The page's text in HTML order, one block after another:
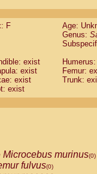
labiatus(0)
leucopus (0)
mystax
nigricollis (1)
oedipus
weddelli
spp.
capucinus
spp.(0)
boliviensis(0)
F
Age:
Genus:
exist
exist
Femur:
exist
Trunk:
exist
Microcebus murinus(0)
fulvus(0)